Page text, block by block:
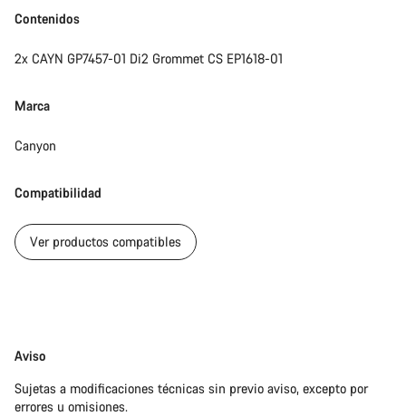
Contenidos
2x CAYN GP7457-01 Di2 Grommet CS EP1618-01
Marca
Canyon
Compatibilidad
Ver productos compatibles
Exención
responsabilidades
Aviso
Sujetas a modificaciones técnicas sin previo aviso, excepto por
errores u omisiones.